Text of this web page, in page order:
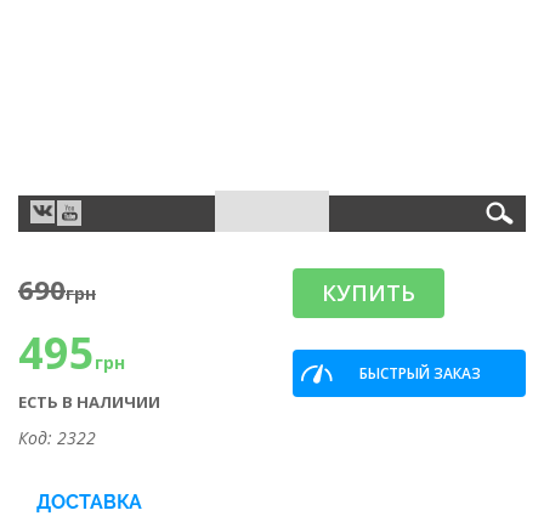
690грн
495грн
ЕСТЬ В НАЛИЧИИ
Код: 2322
КУПИТЬ
БЫСТРЫЙ ЗАКАЗ
ДОСТАВКА